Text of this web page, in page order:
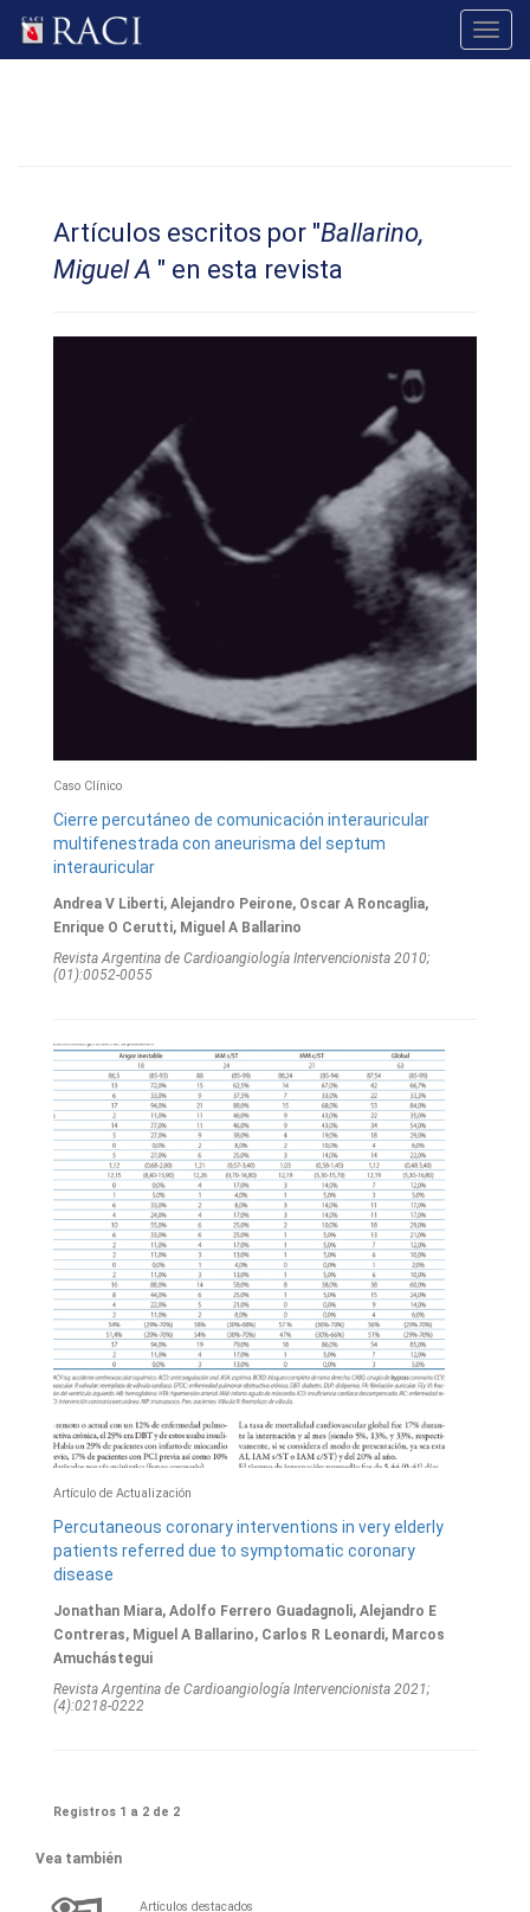
Artículos escritos por "Ballarino,
Miguel A " en esta revista
Caso Clínico
Cierre percutáneo de comunicación interauricular
multifenestrada con aneurisma del septum
interauricular
Andrea V Liberti, Alejandro Peirone, Oscar A Roncaglia,
Enrique O Cerutti, Miguel A Ballarino
Revista Argentina de Cardioangiologí­a Intervencionista 2010;
(01):0052-0055
Artículo de Actualización
Percutaneous coronary interventions in very elderly
patients referred due to symptomatic coronary
disease
Jonathan Miara, Adolfo Ferrero Guadagnoli, Alejandro E
Contreras, Miguel A Ballarino, Carlos R Leonardi, Marcos
Amuchástegui
Revista Argentina de Cardioangiologí­a Intervencionista 2021;
(4):0218-0222
Registros 1 a 2 de 2
Vea también
Artículos destacados